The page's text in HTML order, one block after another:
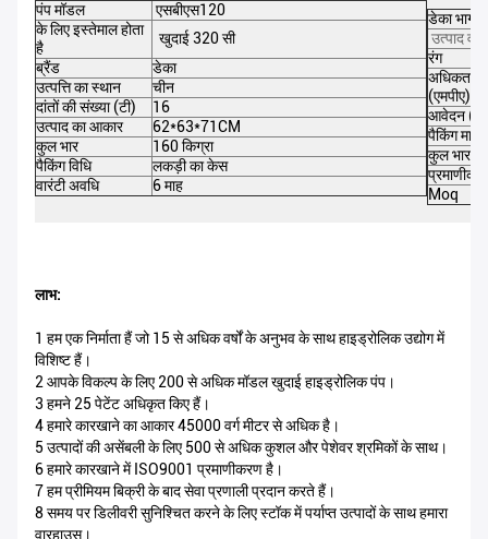
पंप मॉडल
एसबीएस120
के लिए इस्तेमाल होता
है
खुदाई 320 सी
ब्रैंड
डेका
उत्पत्ति का स्थान
चीन
दांतों की संख्या (टी)
16
उत्पाद का आकार
62*63*71CM
कुल भार
160 किग्रा
पैकिंग विधि
लकड़ी का केस
वारंटी अवधि
6 माह
डेका भाग
उत्पाद वर्ग
रंग
अधिकतम
(एमपीए)
आवेदन
पैकिंग माप
कुल भार
Moq
लाभ:
1 हम एक निर्माता हैं जो 15 से अधिक वर्षों के अनुभव के साथ हाइड्रोलिक उद्योग में
विशिष्ट हैं।
2 आपके विकल्प के लिए 200 से अधिक मॉडल खुदाई हाइड्रोलिक पंप।
3 हमने 25 पेटेंट अधिकृत किए हैं।
4 हमारे कारखाने का आकार 45000 वर्ग मीटर से अधिक है।
5 उत्पादों की असेंबली के लिए 500 से अधिक कुशल और पेशेवर श्रमिकों के साथ।
6 हमारे कारखाने में ISO9001 प्रमाणीकरण है।
7 हम प्रीमियम बिक्री के बाद सेवा प्रणाली प्रदान करते हैं।
8 समय पर डिलीवरी सुनिश्चित करने के लिए स्टॉक में पर्याप्त उत्पादों के साथ हमारा
वारहाउस।